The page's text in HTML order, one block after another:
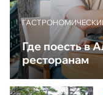
Где поесть в
ресторанам